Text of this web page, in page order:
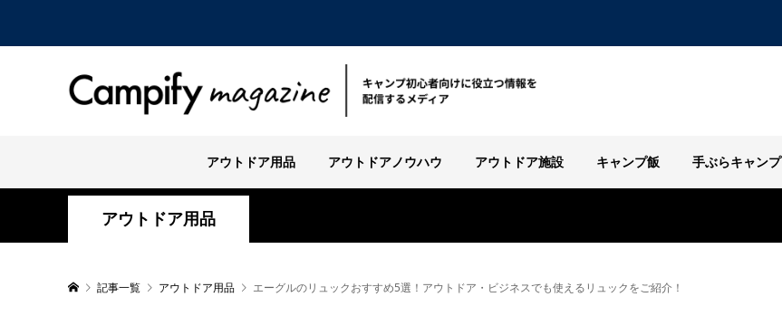
アウトドア用品 アウトドアノウハウ アウトドア施設 キャンプ飯 手ぶらキャンプ
アウトドア用品
記事一覧 アウトドア用品 エーグルのリュックおすすめ5選！アウトドア・ビジネスでも使えるリュックをご紹介！